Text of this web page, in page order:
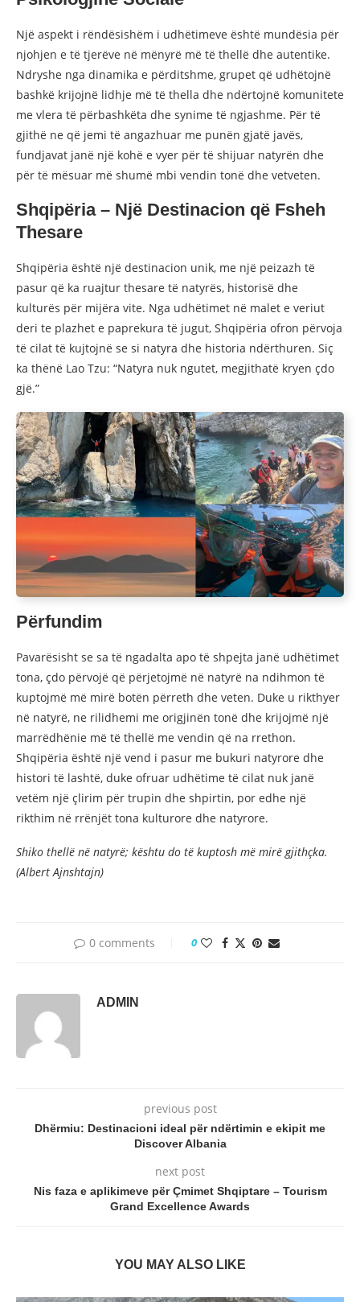
Një aspekt i rëndësishëm i udhëtimeve është mundësia për
njohjen e të tjerëve në mënyrë më të thellë dhe autentike.
Ndryshe nga dinamika e përditshme, grupet që udhëtojnë
bashkë krijojnë lidhje më të thella dhe ndërtojnë komunitete
me vlera të përbashkëta dhe synime të ngjashme. Për të
gjithë ne që jemi të angazhuar me punën gjatë javës,
fundjavat janë një kohë e vyer për të shijuar natyrën dhe
për të mësuar më shumë mbi vendin tonë dhe vetveten.
Shqipëria – Një Destinacion që Fsheh
Thesare
Shqipëria është një destinacion unik, me një peizazh të
pasur që ka ruajtur thesare të natyrës, historisë dhe
kulturës për mijëra vite. Nga udhëtimet në malet e veriut
deri te plazhet e paprekura të jugut, Shqipëria ofron përvoja
të cilat të kujtojnë se si natyra dhe historia ndërthuren. Siç
ka thënë Lao Tzu: “Natyra nuk ngutet, megjithatë kryen çdo
gjë.”
Përfundim
Pavarësisht se sa të ngadalta apo të shpejta janë udhëtimet
tona, çdo përvojë që përjetojmë në natyrë na ndihmon të
kuptojmë më mirë botën përreth dhe veten. Duke u rikthyer
në natyrë, ne rilidhemi me origjinën tonë dhe krijojmë një
marrëdhënie më të thellë me vendin që na rrethon.
Shqipëria është një vend i pasur me bukuri natyrore dhe
histori të lashtë, duke ofruar udhëtime të cilat nuk janë
vetëm një çlirim për trupin dhe shpirtin, por edhe një
rikthim në rrënjët tona kulturore dhe natyrore.
Shiko thellë në natyrë; kështu do të kuptosh më mirë gjithçka.
(Albert Ajnshtajn)
0 comments 0
ADMIN
previous post
Dhërmiu: Destinacioni ideal për ndërtimin e ekipit me
Discover Albania
next post
Nis faza e aplikimeve për Çmimet Shqiptare – Tourism
Grand Excellence Awards
YOU MAY ALSO LIKE